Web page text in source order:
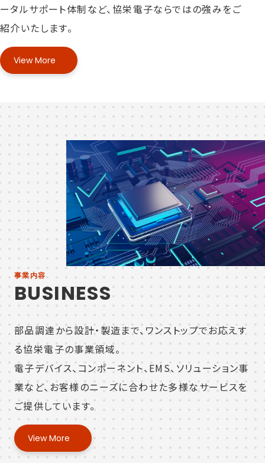
ータルサポート体制など、 協栄電子ならではの強みをご
紹介いたします。
View More
事業内容
BUSINESS
部品調達から設計・製造まで、ワンストップでお応えす
る協栄電子の事業領域。
電子デバイス、コンポーネント、EMS、ソリューション事
業など、お客様のニーズに合わせた多様なサービスを
ご提供しています。
View More